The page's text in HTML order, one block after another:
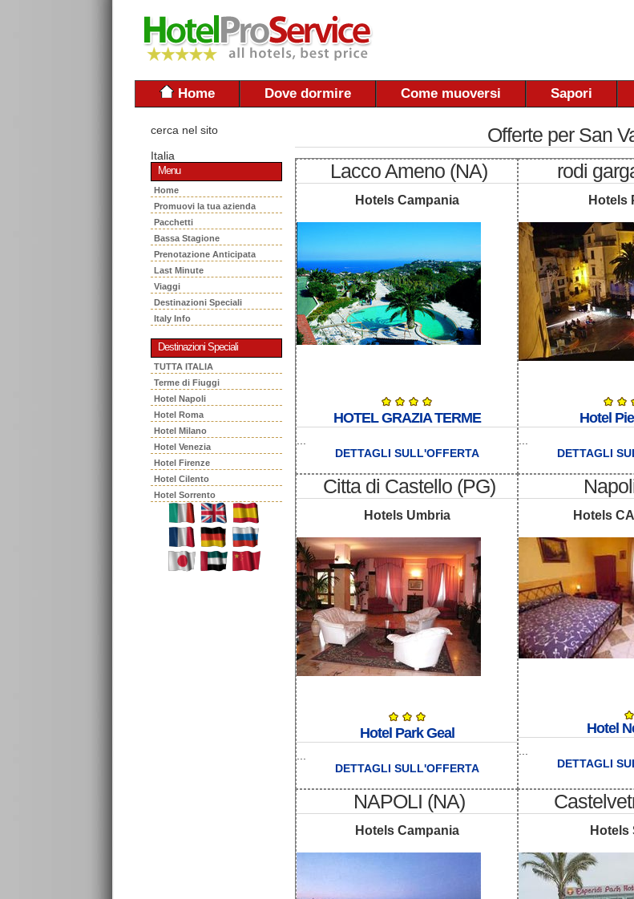
Home Dove dormire Come muoversi Sapori
cerca nel sito
Italia
Menu
Home
Promuovi la tua azienda
Pacchetti
Bassa Stagione
Prenotazione Anticipata
Last Minute
Viaggi
Destinazioni Speciali
Italy Info
Destinazioni Speciali
TUTTA ITALIA
Terme di Fiuggi
Hotel Napoli
Hotel Roma
Hotel Milano
Hotel Venezia
Hotel Firenze
Hotel Cilento
Hotel Sorrento
Offerte per San
Lacco Ameno (NA)
Hotels Campania
HOTEL GRAZIA TERME
DETTAGLI SULL'OFFERTA
rodi
Hotels
Hotel
DETTAGLI
Citta di Castello (PG)
Hotels Umbria
Hotel Park Geal
DETTAGLI SULL'OFFERTA
Hotels
Hotel
DETTAGLI
NAPOLI (NA)
Hotels Campania Hotels